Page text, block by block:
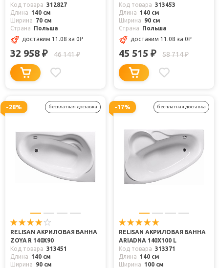
Код товара 312827
Длина
140 см
Ширина
70 см
Страна
Польша
доставим 11.08 за 0₽
32 958 ₽ 46 141₽
Код товара 313453
Длина
140 см
Ширина
90 см
Страна
Польша
доставим 11.08 за 0₽
45 515 ₽ 58 714₽
-28% бесплатная доставка
RELISAN АКРИЛОВАЯ ВАННА
ZOYA R 140X90
Код товара 313451
Длина
140 см
Ширина
90 см
-17% бесплатная доставка
RELISAN АКРИЛОВАЯ ВАННА
ARIADNA 140X100 L
Код товара 313371
Длина
140 см
Ширина
100 см